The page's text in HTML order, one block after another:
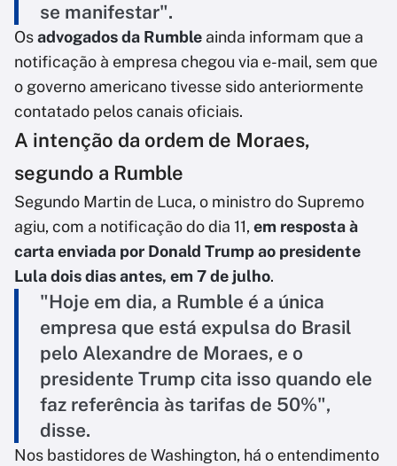
se manifestar".
Osadvogados da Rumble ainda informam que a
notificação à empresa chegou via e-mail, sem que
o governo americano tivesse sido anteriormente
contatado pelos canais oficiais.
A intenção da ordem de Moraes,
segundo a Rumble
Segundo Martin de Luca, o ministro do Supremo
agiu, com a notificação do dia 11, em resposta à
carta enviada por Donald Trump ao presidente
Lula dois dias antes, em 7 de julho.
"Hoje em dia, a Rumble é a única
empresa que está expulsa do Brasil
pelo Alexandre de Moraes, e o
presidente Trump cita isso quando ele
faz referência às tarifas de 50%",
disse.
Nos bastidores de Washington, há o entendimento